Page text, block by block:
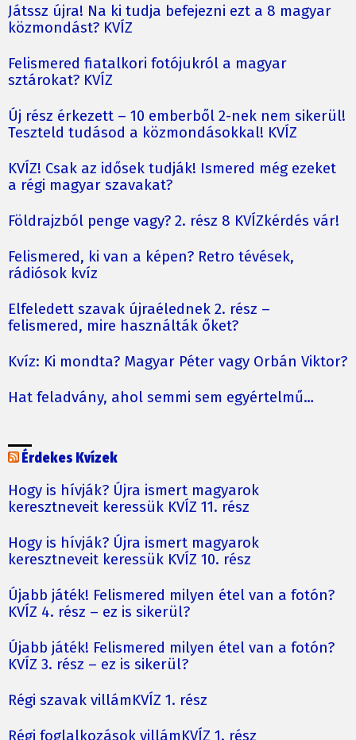
Játssz újra! Na ki tudja befejezni ezt a 8 magyar
közmondást? KVÍZ
Felismered fiatalkori fotójukról a magyar
sztárokat? KVÍZ
Új rész érkezett – 10 emberből 2-nek nem sikerül!
Teszteld tudásod a közmondásokkal! KVÍZ
KVÍZ! Csak az idősek tudják! Ismered még ezeket
a régi magyar szavakat?
Földrajzból penge vagy? 2. rész 8 KVÍZkérdés vár!
Felismered, ki van a képen? Retro tévések,
rádiósok kvíz
Elfeledett szavak újraélednek 2. rész –
felismered, mire használták őket?
Kvíz: Ki mondta? Magyar Péter vagy Orbán Viktor?
Hat feladvány, ahol semmi sem egyértelmű…
Érdekes Kvízek
Hogy is hívják? Újra ismert magyarok
keresztneveit keressük KVÍZ 11. rész
Hogy is hívják? Újra ismert magyarok
keresztneveit keressük KVÍZ 10. rész
Újabb játék! Felismered milyen étel van a fotón?
KVÍZ 4. rész – ez is sikerül?
Újabb játék! Felismered milyen étel van a fotón?
KVÍZ 3. rész – ez is sikerül?
Régi szavak villámKVÍZ 1. rész
Régi foglalkozások villámKVÍZ 1. rész